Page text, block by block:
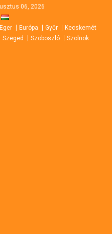
06, 2026
Eger Európa Győr
Kecskemét
Szeged Szoboszló Szolnok